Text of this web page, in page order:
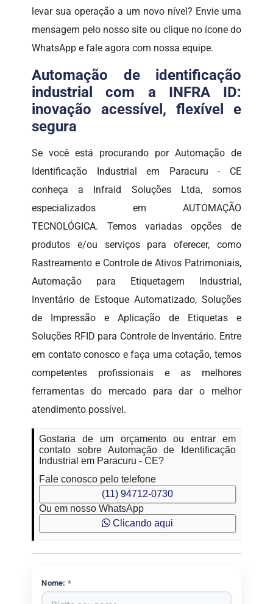
levar sua operação a um novo nível? Envie uma
mensagem pelo nosso site ou clique no ícone do
WhatsApp e fale agora com nossa equipe.
Automação de identificação
industrial com a INFRA ID:
inovação acessível, flexível e
segura
Se você está procurando por Automação de
Identificação Industrial em Paracuru - CE
conheça a Infraid Soluções Ltda, somos
especializados em AUTOMAÇÃO
TECNOLÓGICA. Temos variadas opções de
produtos e/ou serviços para oferecer, como
Rastreamento e Controle de Ativos Patrimoniais,
Automação para Etiquetagem Industrial,
Inventário de Estoque Automatizado, Soluções
de Impressão e Aplicação de Etiquetas e
Soluções RFID para Controle de Inventário. Entre
em contato conosco e faça uma cotação, temos
competentes profissionais e as melhores
ferramentas do mercado para dar o melhor
atendimento possível.
Gostaria de um orçamento ou entrar em
contato sobre Automação de Identificação
Industrial em Paracuru - CE?
Fale conosco pelo telefone
(11) 94712-0730
Ou em nosso WhatsApp
Clicando aqui
Nome: *